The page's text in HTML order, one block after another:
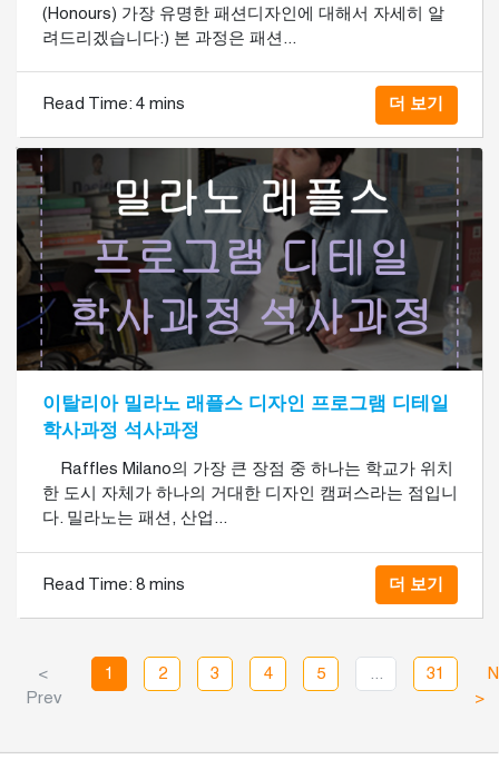
(Honours) 가장 유명한 패션디자인에 대해서 자세히 알
려드리겠습니다:) 본 과정은 패션...
Read Time: 4 mins 더 보기
이탈리아 밀라노 래플스 디자인 프로그램 디테일
학사과정 석사과정
Raffles Milano의 가장 큰 장점 중 하나는 학교가 위치
한 도시 자체가 하나의 거대한 디자인 캠퍼스라는 점입니
다. 밀라노는 패션, 산업...
Read Time: 8 mins 더 보기
<
Prev
1 2 3 4 5 31
>